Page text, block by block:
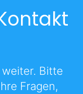
Bitte
Fragen,